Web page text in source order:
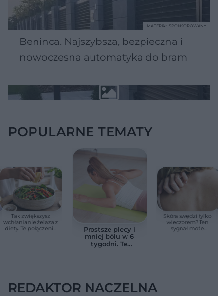
Beninca. Najszybsza, bezpieczna i
nowoczesna automatyka do bram
MATERIAŁ SPONSOROWANY
POPULARNE TEMATY
Tak zwiększysz
wchłanianie żelaza z
diety. Te połączenia
Prostsze plecy i
mniej bólu w 6
tygodni. Te
Skóra swędzi tylko
wieczorem? Ten
sygnał może
REDAKTOR NACZELNA